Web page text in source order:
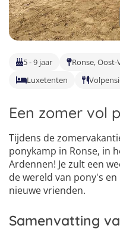
5 - 9 jaar Ronse,
Luxetenten
Een zomer vol
Tijdens de
ponykamp in Ronse, in
Ardennen! Je zult een
de wereld van pony's
nieuwe vrienden.
Samenvatting